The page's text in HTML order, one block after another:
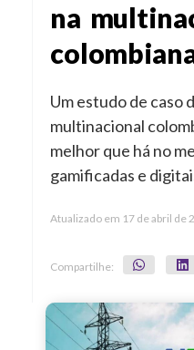
na
Um estudo de caso
multinacional
melhor que há no
gamificadas e
Atualizado em 17 de abril de
Compartilhe: